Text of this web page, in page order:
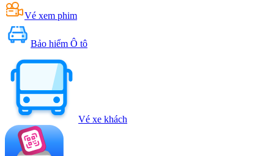
Vé xem phim
Bảo hiểm Ô tô
Vé xe khách